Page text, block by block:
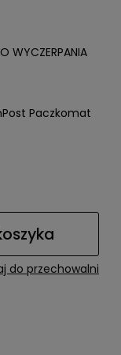
WYCZERPANIA
Paczkomat
płatności
do przechowalni